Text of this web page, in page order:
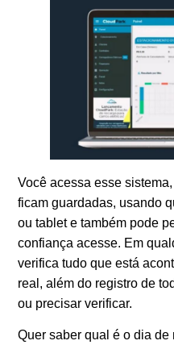
Você acessa esse
ficam guardadas, usando
ou tablet e também pode
confiança acesse. Em
verifica tudo que está
real, além do registro de
ou precisar verificar.
Quer saber qual é o dia